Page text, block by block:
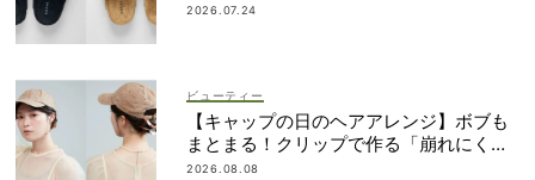
2026.07.24
ビューティー
【キャップの日のヘアアレンジ】ボブも
まとまる！クリップで作る「崩れにくい
まとめ髪」
2026.08.08